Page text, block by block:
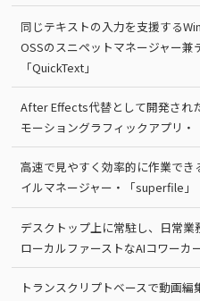
同じテキストの入力を支援する
OSSのスニペットマネージャー兼
「QuickText」
After Effects代替として開発され
モーショングラフィックアプリ・
高速で見やすく効率的に作業でき
イルマネージャー・「superfile」
デスクトップ上に常駐し、日常業
ローカルファーストなAIコワーカ
トランスクリプトベースで動画